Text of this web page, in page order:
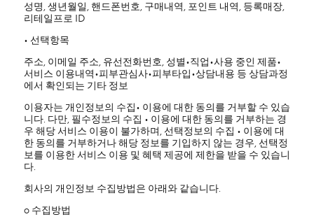
성명, 생년월일, 핸드폰번호, 구매내역, 포인트 내역, 등록매장,
리테일프로 ID
• 선택항목
주소, 이메일 주소, 유선전화번호, 성별•직업•사용 중인 제품•
서비스 이용내역•피부관심사•피부타입•상담내용 등 상담과정
에서 확인되는 기타 정보
이용자는 개인정보의 수집• 이용에 대한 동의를 거부할 수 있습
니다. 다만, 필수정보의 수집 • 이용에 대한 동의를 거부하는 경
우 해당 서비스 이용이 불가하며, 선택정보의 수집 • 이용에 대
한 동의를 거부하거나 해당 정보를 기입하지 않는 경우, 선택정
보를 이용한 서비스 이용 및 혜택 제공에 제한을 받을 수 있습니
다.
회사의 개인정보 수집방법은 아래와 같습니다.
ο 수집방법